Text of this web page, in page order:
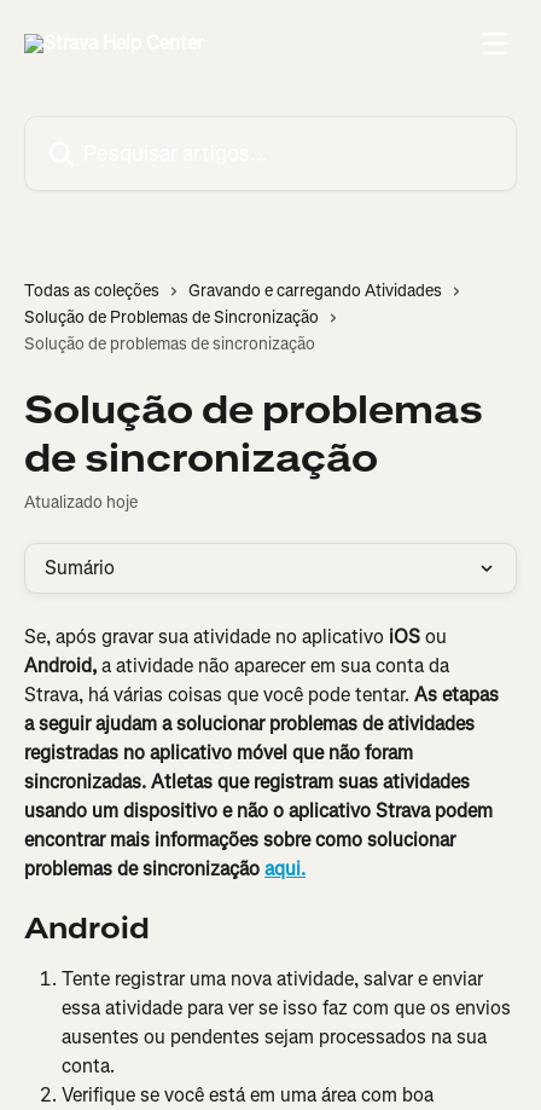
Todas as coleções
Gravando e carregando Atividades
Solução de Problemas de Sincronização
Solução de problemas de sincronização
Solução de problemas
de sincronização
Atualizado hoje
Sumário
Se, após gravar sua atividade no aplicativo iOS ou
Android, a atividade não aparecer em sua conta da
Strava, há várias coisas que você pode tentar. As etapas
a seguir ajudam a solucionar problemas de atividades
registradas no aplicativo móvel que não foram
sincronizadas.Atletas que registram suas atividades
usando um dispositivo e não o aplicativo Strava podem
encontrar mais informações sobre como solucionar
problemas de sincronização aqui.
Android
Tente registrar uma nova atividade, salvar e enviar
essa atividade para ver se isso faz com que os envios
ausentes ou pendentes sejam processados na sua
conta.
Verifique se você está em uma área com boa